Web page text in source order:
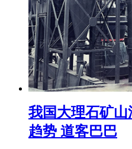
我国大理石矿
趋势 道客巴巴